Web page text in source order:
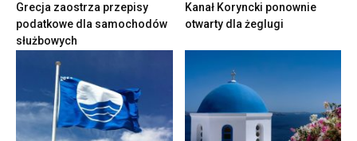
Grecja zaostrza przepisy
podatkowe dla samochodów
służbowych
Kanał Koryncki ponownie
otwarty dla żeglugi